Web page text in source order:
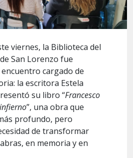
viernes, la Biblioteca del
San Lorenzo fue
cargado de
la escritora Estela
su libro “Francesco
”, una obra que
profundo, pero
de transformar
en memoria y en